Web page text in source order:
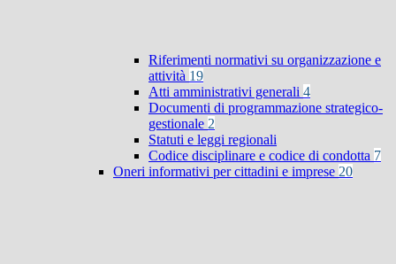
Riferimenti normativi su organizzazione e
attività 19
Atti amministrativi generali 4
Documenti di programmazione strategico-
gestionale 2
Statuti e leggi regionali
Codice disciplinare e codice di condotta 7
Oneri informativi per cittadini e imprese 20